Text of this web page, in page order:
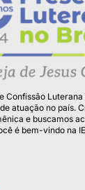
Confissão Luterana
atuação no país.
e buscamos
é bem-vindo na